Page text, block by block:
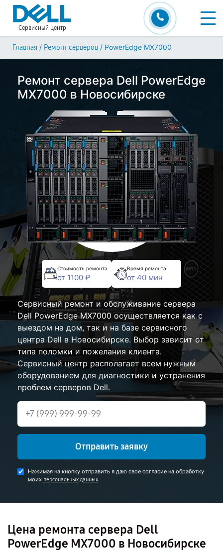
Сервисный центр
Главная / Ремонт серверов / PowerEdge MX7000
Ремонт сервера Dell PowerEdge
MX7000 в Новосибирске
Стоимость ремонта
от 1100 ₽
Время ремонта
от 40 мин
Сервисный ремонт и обслуживание сервера
Dell PowerEdge MX7000 осуществляется как с
выездом на дом, так и на базе сервисного
центра Dell в Новосибирске. Выбор зависит от
типа поломки и пожелания клиента.
Сервисный центр располагает всем нужным
оборудованием для диагностики и устранения
проблем серверов Dell.
Отправить заявку
Нажимая на кнопку отправить я даю свое согласие на обработку
моих персональных данных.
Цена ремонта сервера Dell
PowerEdge MX7000 в Новосибирске